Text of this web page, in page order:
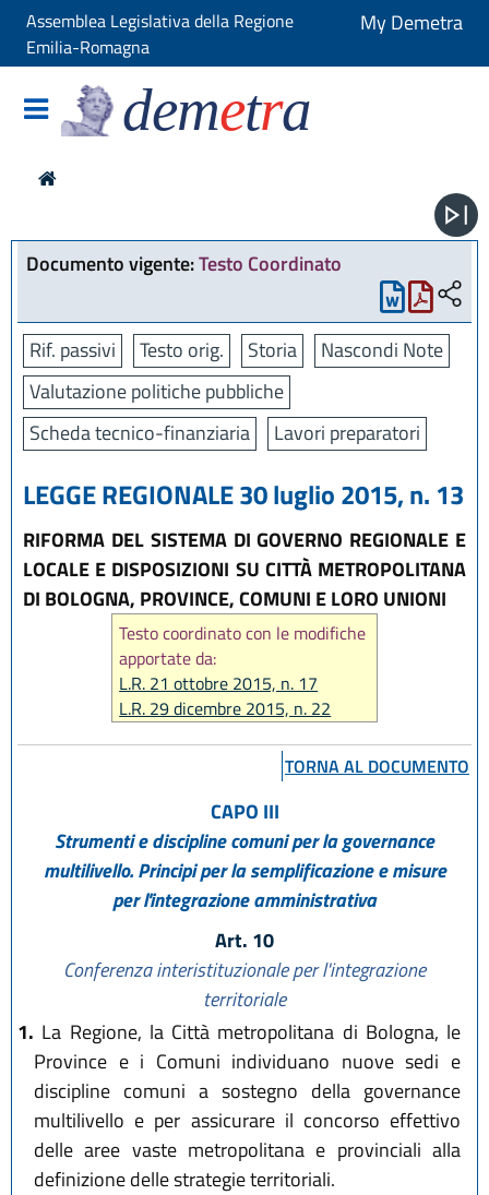
Assemblea Legislativa della Regione
Emilia-Romagna
My Demetra
demetra
Documento vigente:Testo Coordinato
Rif. passivi Testo orig. Storia
Nascondi Note
Valutazione politiche pubbliche
Scheda tecnico-finanziaria
Lavori preparatori
LEGGE REGIONALE 30 luglio 2015, n. 13
RIFORMA DEL SISTEMA DI GOVERNO REGIONALE E
LOCALE E DISPOSIZIONI SU CITTÀ METROPOLITANA
DI BOLOGNA, PROVINCE, COMUNI E LORO UNIONI
Testo coordinato con le modifiche
apportate da:
L.R. 21 ottobre 2015, n. 17
L.R. 29 dicembre 2015, n. 22
L.R. 30 maggio 2016, n. 9
L.R. 29 luglio 2016, n. 13
L.R. 23 dicembre 2016, n. 25
L.R. 18 luglio 2017, n. 14
L.R. 18 luglio 2017, n. 16
L.R. 27 dicembre 2017, n. 25
L.R. 22 ottobre 2018, n. 14
L.R. 27 dicembre 2018, n. 24
L.R. 30 luglio 2019, n. 13
L.R. 26 novembre 2020, n. 7
L.R. 29 dicembre 2020, n. 11
L.R. 20 maggio 2021, n. 4
L.R. 12 luglio 2023, n. 7
L.R. 29 dicembre 2025, n. 11
L.R. 28 luglio 2026, n. 9
TORNA AL DOCUMENTO
CAPO III
Strumenti e discipline comuni per la governance
multilivello. Principi per la semplificazione e misure
per l'integrazione amministrativa
Art. 10
Conferenza interistituzionale per l'integrazione
territoriale
1. La Regione, la Città metropolitana di Bologna, le
Province e i Comuni individuano nuove sedi e
discipline comuni a sostegno della governance
multilivello e per assicurare il concorso effettivo
delle aree vaste metropolitana e provinciali alla
definizione delle strategie territoriali.